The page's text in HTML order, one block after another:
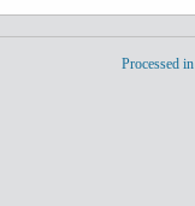
Processed